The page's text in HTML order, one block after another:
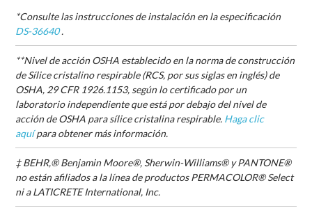
*Consulte las instrucciones de instalación en la especificación
DS-36640.
**Nivel de acción OSHA establecido en la norma de construcción
de Sílice cristalino respirable (RCS, por sus siglas en inglés) de
OSHA, 29 CFR 1926.1153, según lo certificado por un
laboratorio independiente que está por debajo del nivel de
acción de OSHA para sílice cristalina respirable. Haga clic
aquípara obtener más información.
‡ BEHR,® Benjamin Moore®, Sherwin-Williams® y PANTONE®
no están afiliados a la línea de productos PERMACOLOR® Select
ni a LATICRETE International, Inc.